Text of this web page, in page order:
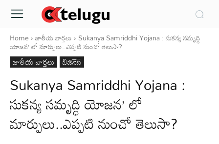
Home జాతీయ వార్తలు Sukanya Samriddhi Yojana : సుకన్య సమృద్ధి
యోజన’ లో మార్పులు..ఎప్పటి నుంచో తెలుసా?
జాతీయ వార్తలు బిజినెస్
Sukanya Samriddhi Yojana :
సుకన్య సమృద్ధి యోజన’ లో
మార్పులు..ఎప్పటి నుంచో తెలుసా?